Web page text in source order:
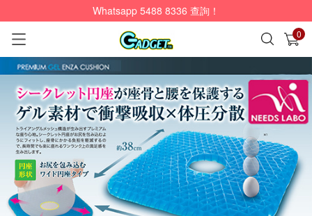
Whatsapp 5488 8336 查詢！
0
已加入購物車 查看